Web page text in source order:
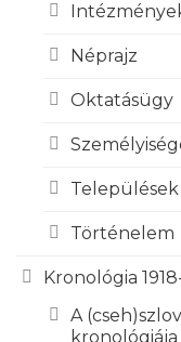
Néprajz
Oktatásügy
Települések
Történelem
Kronológia
A
kronológiája